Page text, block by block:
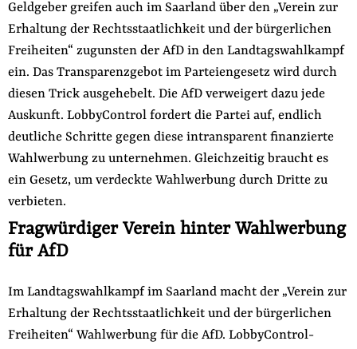
Appelle unterzeichnen
Impressum
Suche
auf
der
Website
Folge Uns
Geldgeber greifen auch im Saarland über den „Verein zur
Erhaltung der Rechtsstaatlichkeit und der bürgerlichen
Freiheiten“ zugunsten der AfD in den Landtagswahlkampf
ein. Das Transparenzgebot im Parteiengesetz wird durch
diesen Trick ausgehebelt. Die AfD verweigert dazu jede
Auskunft. LobbyControl fordert die Partei auf, endlich
deutliche Schritte gegen diese intransparent finanzierte
Wahlwerbung zu unternehmen. Gleichzeitig braucht es
ein Gesetz, um verdeckte Wahlwerbung durch Dritte zu
verbieten.
Fragwürdiger Verein hinter Wahlwerbung
für AfD
Im Landtagswahlkampf im Saarland macht der „Verein zur
Erhaltung der Rechtsstaatlichkeit und der bürgerlichen
Freiheiten“ Wahlwerbung für die AfD. LobbyControl-